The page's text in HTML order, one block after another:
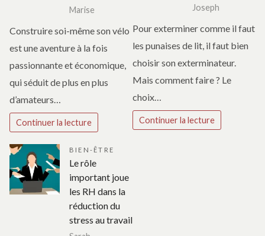
Marise
Construire soi-même son vélo
est une aventure à la fois
passionnante et économique,
qui séduit de plus en plus
d’amateurs…
Continuer la lecture
Joseph
Pour exterminer comme il faut
les punaises de lit, il faut bien
choisir son exterminateur.
Mais comment faire ? Le
choix…
Continuer la lecture
BIEN-ÊTRE
Le rôle
important joue
les RH dans la
réduction du
stress au travail